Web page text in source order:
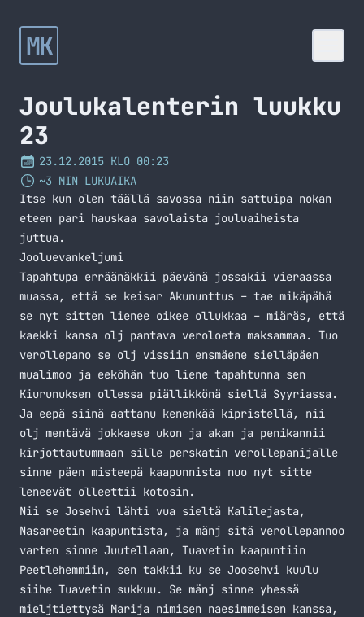
MK
Joulukalenterin luukku
23
23.12.2015 KLO 00:23
~3 MIN LUKUAIKA
Itse kun olen täällä savossa niin sattuipa nokan
eteen pari hauskaa savolaista jouluaiheista
juttua.
Jooluevankeljumi
Tapahtupa erräänäkkii päevänä jossakii vieraassa
muassa, että se keisar Akununttus – tae mikäpähä
se nyt sitten lienee oikee ollukkaa – miäräs, että
kaekki kansa olj pantava veroloeta maksammaa. Tuo
verollepano se olj vissiin ensmäene sielläpäen
mualimoo ja eeköhän tuo liene tapahtunna sen
Kiurunuksen ollessa piällikkönä siellä Syyriassa.
Ja eepä siinä aattanu kenenkää kipristellä, nii
olj mentävä jokkaese ukon ja akan ja penikannii
kirjottautummaan sille perskatin verollepanijalle
sinne päen misteepä kaapunnista nuo nyt sitte
leneevät olleettii kotosin.
Nii se Josehvi lähti vua sieltä Kalilejasta,
Nasareetin kaapuntista, ja mänj sitä verollepannoo
varten sinne Juutellaan, Tuavetin kaapuntiin
Peetlehemmiin, sen takkii ku se Joosehvi kuulu
siihe Tuavetin sukkuu. Se mänj sinne yhessä
mieljtiettysä Marija nimisen naesimmeisen kanssa,